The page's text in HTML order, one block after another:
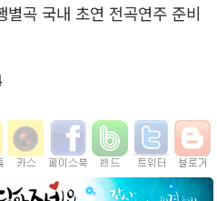
곡 국내 초연 전곡연주 준비